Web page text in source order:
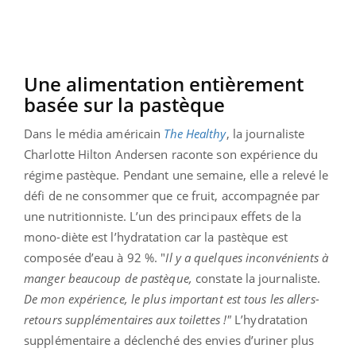
Une alimentation entièrement
basée sur la pastèque
Dans le média américain The Healthy, la journaliste
Charlotte Hilton Andersen raconte son expérience du
régime pastèque. Pendant une semaine, elle a relevé le
défi de ne consommer que ce fruit, accompagnée par
une nutritionniste. L’un des principaux effets de la
mono-diète est l’hydratation car la pastèque est
composée d’eau à 92 %. "Il y a quelques inconvénients à
manger beaucoup de pastèque, constate la journaliste.
De mon expérience, le plus important est tous les allers-
retours supplémentaires aux toilettes !" L’hydratation
supplémentaire a déclenché des envies d’uriner plus